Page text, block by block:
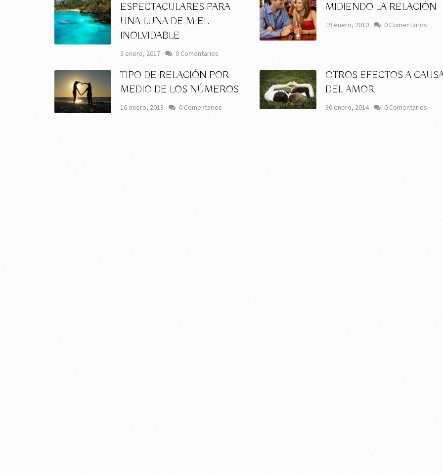
ESPECTACULARES PARA
UNA LUNA DE MIEL
INOLVIDABLE
3 enero, 2017 0 Comentarios
MIDIENDO LA RELACIÓN
19 enero, 2010 0 Comentarios
TIPO DE RELACIÓN POR
MEDIO DE LOS NÚMEROS
16 enero, 2013 0 Comentarios
OTROS EFECTOS A
DEL AMOR
30 enero, 2014 0 Comentarios